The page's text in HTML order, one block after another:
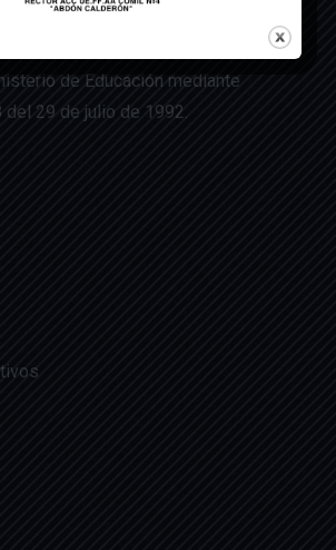
Ministerial de la Orden General
el 22 de julio del año 1992 y
de Educación mediante
del 29 de julio de 1992.